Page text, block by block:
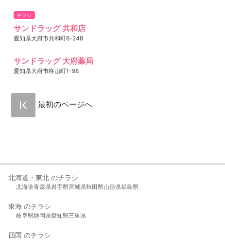
チラシ
サンドラッグ 共和店
愛知県大府市共和町6-248
サンドラッグ 大府薬局
愛知県大府市柊山町1-98
最初のページへ
北海道・東北 のチラシ
北海道青森県岩手県宮城県秋田県山形県福島県
東海 のチラシ
岐阜県静岡県愛知県三重県
四国 のチラシ